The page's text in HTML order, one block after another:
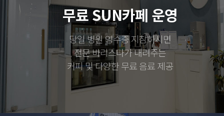
무료 SUN카페 운영
당일 병원 영수증 지참하시면
전문 바리스타가 내려주는
커피 및 다양한 무료 음료 제공